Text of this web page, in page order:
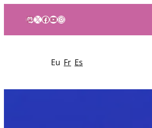
Mastodon
X Facebook
YouTube
Instagram
Eu Fr Es